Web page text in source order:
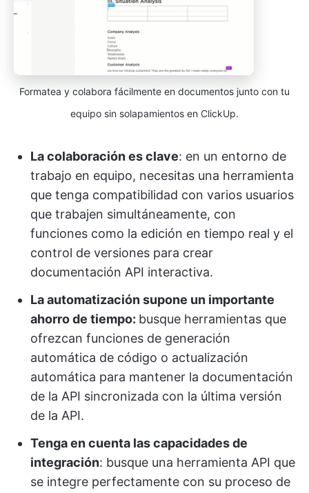
Formatea y colabora fácilmente en documentos junto con tu
equipo sin solapamientos en ClickUp.
La colaboración es clave: en un entorno de
trabajo en equipo, necesitas una herramienta
que tenga compatibilidad con varios usuarios
que trabajen simultáneamente, con
funciones como la edición en tiempo real y el
control de versiones para crear
documentación API interactiva.
La automatización supone un importante
ahorro de tiempo: busque herramientas que
ofrezcan funciones de generación
automática de código o actualización
automática para mantener la documentación
de la API sincronizada con la última versión
de la API.
Tenga en cuenta las capacidades de
integración: busque una herramienta API que
se integre perfectamente con su proceso de